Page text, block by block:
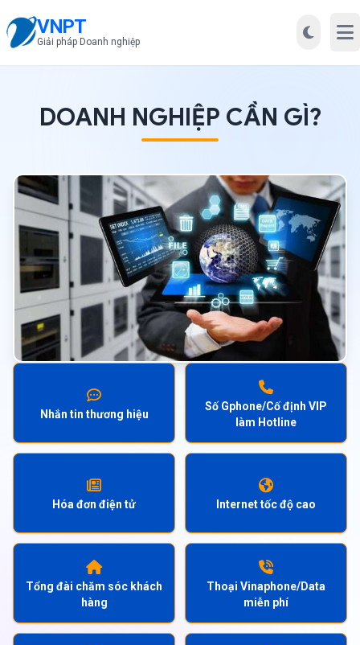
VNPT
Giải pháp Doanh nghiệp
DOANH NGHIỆP CẦN GÌ?
Nhắn tin thương hiệu
Số Gphone/Cố định VIP
làm Hotline
Hóa đơn điện tử Internet tốc độ cao
Tổng đài chăm sóc khách
hàng
Thoại Vinaphone/Data
miễn phí